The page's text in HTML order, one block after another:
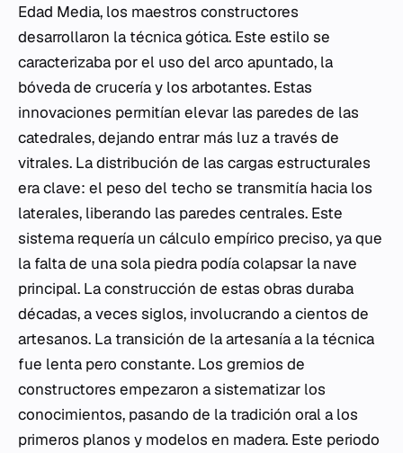
Edad Media, los maestros constructores
desarrollaron la técnica gótica. Este estilo se
caracterizaba por el uso del arco apuntado, la
bóveda de crucería y los arbotantes. Estas
innovaciones permitían elevar las paredes de las
catedrales, dejando entrar más luz a través de
vitrales. La distribución de las cargas estructurales
era clave: el peso del techo se transmitía hacia los
laterales, liberando las paredes centrales. Este
sistema requería un cálculo empírico preciso, ya que
la falta de una sola piedra podía colapsar la nave
principal. La construcción de estas obras duraba
décadas, a veces siglos, involucrando a cientos de
artesanos. La transición de la artesanía a la técnica
fue lenta pero constante. Los gremios de
constructores empezaron a sistematizar los
conocimientos, pasando de la tradición oral a los
primeros planos y modelos en madera. Este periodo